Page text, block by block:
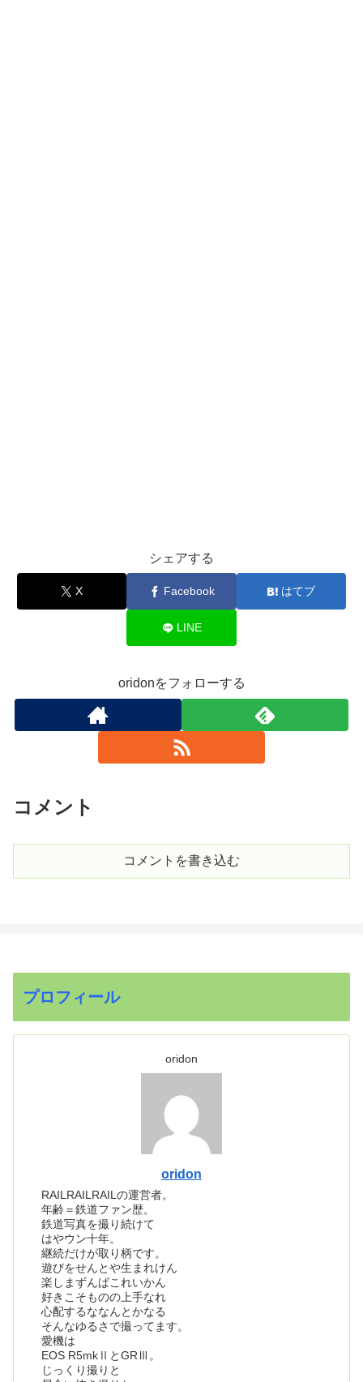
シェアする
X Facebook はてブ
LINE
oridonをフォローする
コメント
コメントを書き込む
プロフィール
oridon
oridon
RAILRAILRAILの運営者。
年齢＝鉄道ファン歴。
鉄道写真を撮り続けて
はやウン十年。
継続だけが取り柄です。
遊びをせんとや生まれけん
楽しまずんばこれいかん
好きこそものの上手なれ
心配するななんとかなる
そんなゆるさで撮ってます。
愛機は
EOS R5mkⅡとGRⅢ。
じっくり撮りと